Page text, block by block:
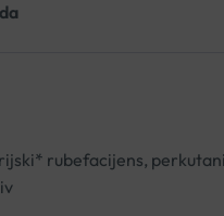
rubefacijens,